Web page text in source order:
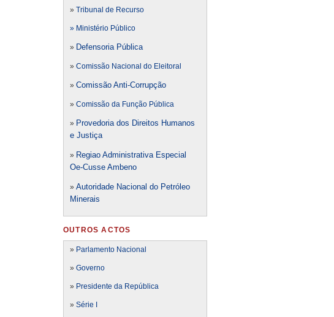
» Tribunal de Recurso
» Ministério Público
» Defensoria Pública
» Comissão Nacional do Eleitoral
» Comissão Anti-Corrupção
» Comissão da Função Pública
» Provedoria dos Direitos Humanos
e Justiça
» Regiao Administrativa Especial
Oe-Cusse Ambeno
» Autoridade Nacional do Petróleo
Minerais
OUTROS ACTOS
» Parlamento Nacional
» Governo
» Presidente da República
» Série I